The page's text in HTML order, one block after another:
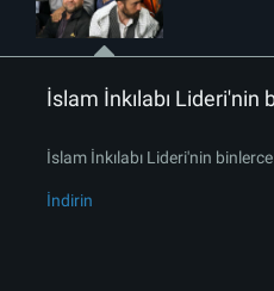
İslam İnkılabı Lideri'nin
İslam İnkılabı Lideri'nin
İndirin